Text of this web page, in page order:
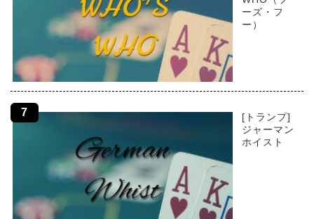
ーズ・フ
ー）
[トランプ]
ジャーマン
ホイスト